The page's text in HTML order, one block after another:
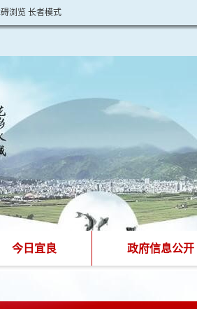
浏览长者模式
今日宜良 政府信息公开